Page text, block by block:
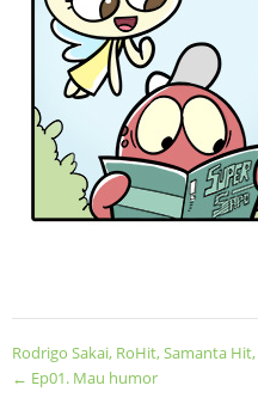
Rodrigo Sakai, RoHit,Samanta Hit,
← Ep01. Mau humor